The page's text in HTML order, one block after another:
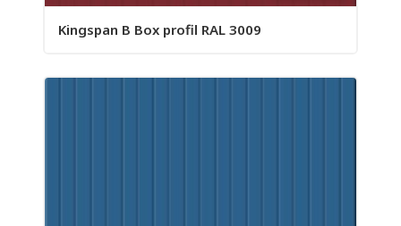
Kingspan B Box profil RAL 3009